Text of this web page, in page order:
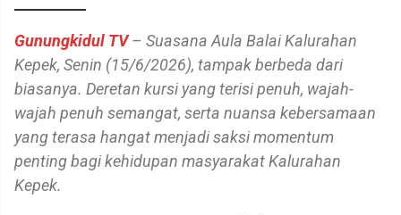
Gunungkidul TV– Suasana Aula Balai Kalurahan
Kepek, Senin (15/6/2026), tampak berbeda dari
biasanya. Deretan kursi yang terisi penuh, wajah-
wajah penuh semangat, serta nuansa kebersamaan
yang terasa hangat menjadi saksi momentum
penting bagi kehidupan masyarakat Kalurahan
Kepek.